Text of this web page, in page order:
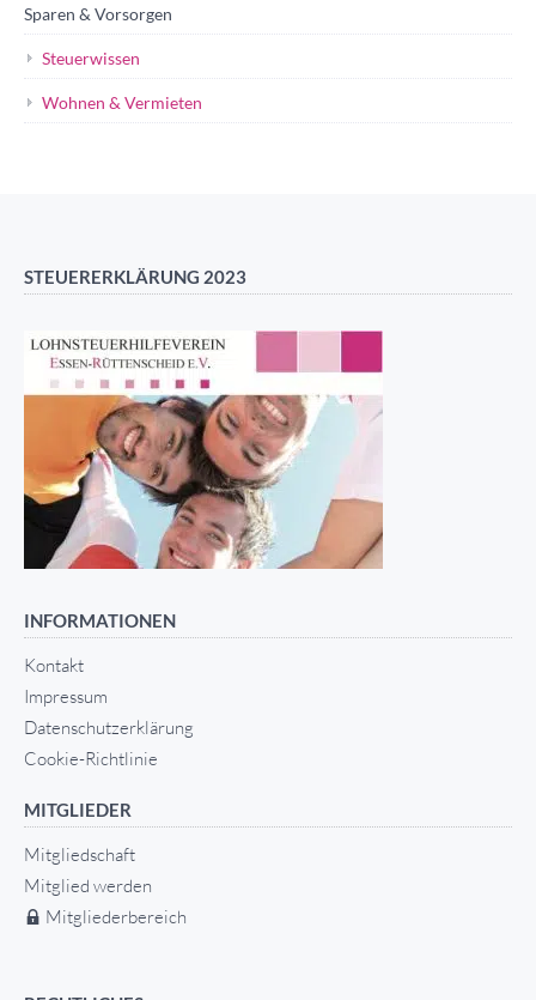
Sparen & Vorsorgen
Steuerwissen
Wohnen & Vermieten
STEUERERKLÄRUNG 2023
INFORMATIONEN
Kontakt
Impressum
Datenschutzerklärung
Cookie-Richtlinie
MITGLIEDER
Mitgliedschaft
Mitglied werden
Mitgliederbereich